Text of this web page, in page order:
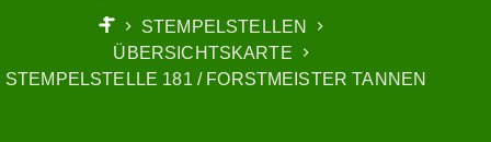
START
STEMPELSTELLEN
ÜBERSICHTSKARTE
STEMPELSTELLE 181 / FORSTMEISTER TANNEN